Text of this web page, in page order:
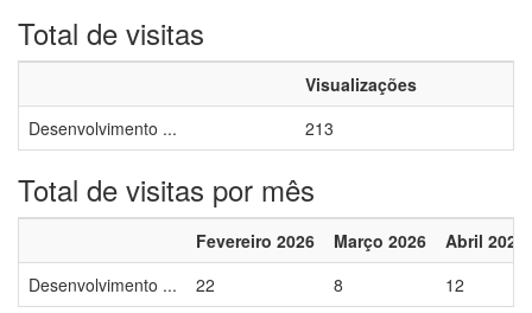
Total de visitas
Visualizações
Desenvolvimento ...
213
Total de visitas por mês
Fevereiro 2026 Março 2026
Abril 2026
Desenvolvimento ...
22 8 12